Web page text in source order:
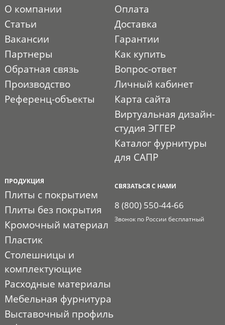
О компании
Статьи
Вакансии
Партнеры
Обратная связь
Производство
Референц-объекты
Оплата
Доставка
Гарантии
Как купить
Вопрос-ответ
Личный кабинет
Карта сайта
Виртуальная дизайн-
студия ЭГГЕР
Каталог фурнитуры
для САПР
ПРОДУКЦИЯ
Плиты с покрытием
Плиты без покрытия
Кромочный материал
Пластик
Столешницы и
комплектующие
Расходные материалы
Мебельная фурнитура
Выставочный профиль
СВЯЗАТЬСЯ С НАМИ
8 (800) 550-44-66
Звонок по России бесплатный